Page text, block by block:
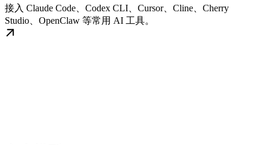
接入 Claude Code、Codex CLI、Cursor、Cline、Cherry
Studio、OpenClaw 等常用 AI 工具。